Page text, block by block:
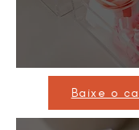
Baixe o